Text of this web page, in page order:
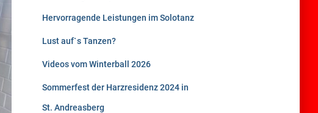
Hervorragende Leistungen im Solotanz
Lust auf`s Tanzen?
Videos vom Winterball 2026
Sommerfest der Harzresidenz 2024 in
St. Andreasberg